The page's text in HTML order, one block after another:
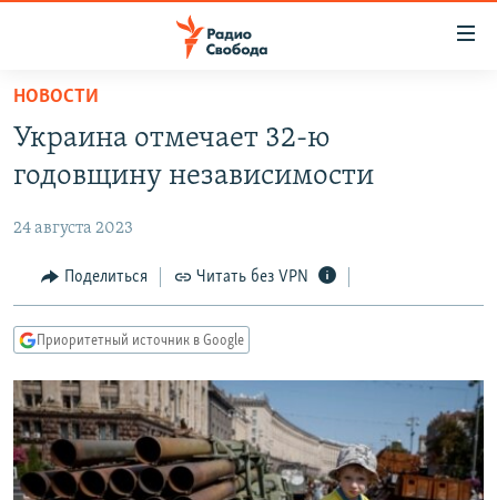
упрощенного
доступа
основному
Вернутся
главной
навигации
Вернутся
поиску
ПОДКАСТЫ
АВТОРСКИЕ ПРОЕКТЫ
ЦИТАТЫ СВОБОДЫ
МНЕНИЯ
IDEL.РЕАЛИИ
КАВКАЗ.РЕАЛИИ
СЕВЕР.РЕАЛИИ
СИБИРЬ.РЕАЛИИ
НОВОСТИ
Украина отмечает 32-ю
годовщину независимости
24 августа 2023
Поделиться Читать без VPN
Приоритетный источник в Google